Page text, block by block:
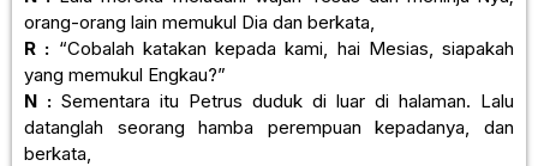
orang-orang lain memukul Dia dan berkata,
R : “Cobalah katakan kepada kami, hai Mesias, siapakah
yang memukul Engkau?”
N : Sementara itu Petrus duduk di luar di halaman. Lalu
datanglah seorang hamba perempuan kepadanya, dan
berkata,